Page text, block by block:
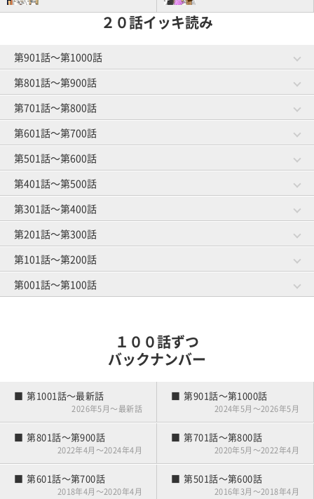
２０話イッキ読み
第901話～第1000話
第981話～第1000話
作戦成功？ 将来の予防
第941話～第960話
グループレッスン
第901話～第920話
体のことを考える
第801話～第900話
第881話～第900話
ゴルファーと焼肉 お菓子事情
第841話～第860話
教えられ魔
第801話～第820話
隣の芝は高級芝
第701話～第800話
第781話～第800話
ゴルフ友達とランチ スイングと服選び
第741話～第760話
練習にもマナー
第701話～第720話
初めての手引きゴルフ
第601話～第700話
第681話～第700話
ゴルファーのうたた寝 練習場の事情
第641話～第660話
スマートカジュアル
第601話～第620話
オヤジとショウタイム
第501話～第600話
第581話～第600話
打ち下ろしの距離計算 上がり３ホール
第541話～第560話
差し入れの行方
第501話～第520話
キャディマスター
第401話～第500話
第481話～第500話
トイレピンチ キャディさんの裏話
第441話～第460話
元旦ゴルフ
第401話～第420話
第301話～第400話
第381話～第400話
前日の調整 ゴルフ場の生き物
第341話～第360話
若さにジェラシー
第201話～第300話
第281話～第300話
初めてのマッチプレー ゴルフ場の怪談
第101話～第200話
第181話～第200話
憧れの歩きラウンド クローズ明け
アーリーバード
第001話～第100話
第021話～第040話
競技デビュー
第001話～第020話
ゴルフはじめました
１００話ずつ
バックナンバー
第1001話～最新話
2026年5月～最新話
第901話～第1000話
2024年5月～2026年5月
第801話～第900話
2022年4月～2024年4月
第701話～第800話
2020年5月～2022年4月
第601話～第700話
2018年4月～2020年4月
第501話～第600話
2016年3月～2018年4月